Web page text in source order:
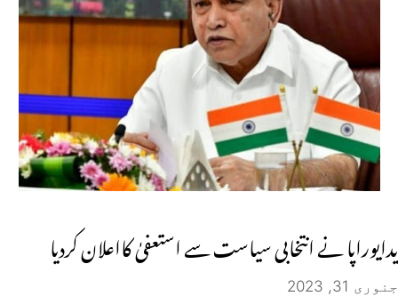
یدایوراپا نے انتخابی سیاست سے استعفیٰ کااعلان کردیا
جنوری 31, 2023